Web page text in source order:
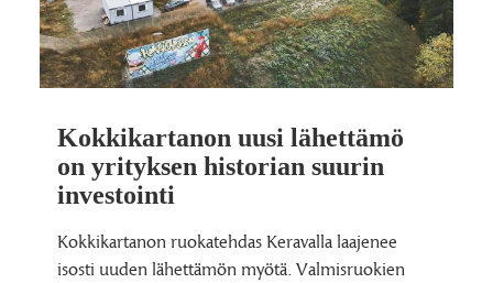
Kokkikartanon uusi lähettämö
on yrityksen historian suurin
investointi
Kokkikartanon ruokatehdas Keravalla laajenee
isosti uuden lähettämön myötä. Valmisruokien